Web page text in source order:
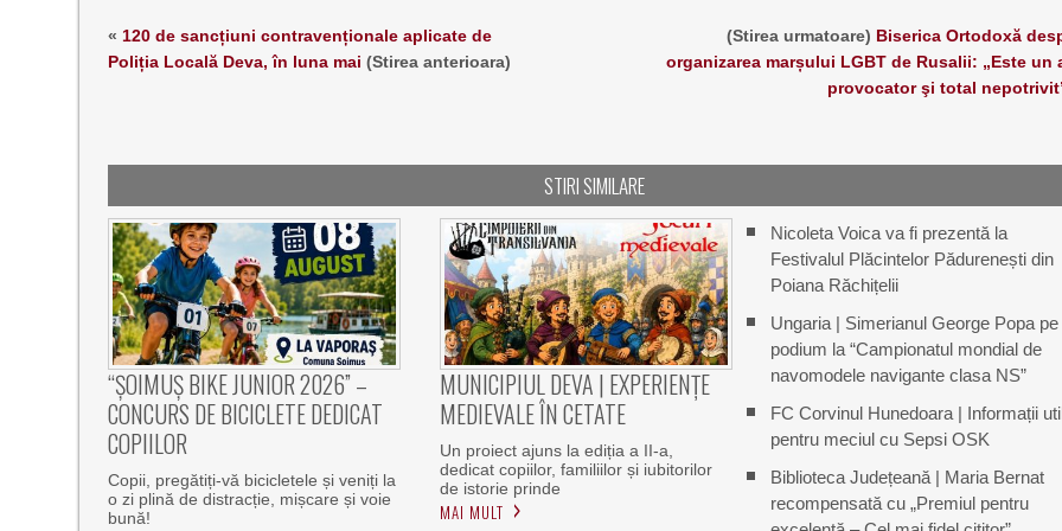
«120 de sancțiuni contravenționale aplicate de
Poliția Locală Deva, în luna mai (Stirea anterioara)
(Stirea urmatoare) Biserica Ortodoxă
organizarea marșului LGBT de Rusalii: „Este un
provocator şi total
STIRI SIMILARE
“ȘOIMUȘ BIKE JUNIOR 2026” –
CONCURS DE BICICLETE DEDICAT
COPIILOR
Copii, pregătiți-vă bicicletele și veniți la
o zi plină de distracție, mișcare și voie
bună!
MUNICIPIUL DEVA | EXPERIENȚE
MEDIEVALE ÎN CETATE
Un proiect ajuns la ediția a II-a,
dedicat copiilor, familiilor și iubitorilor
de istorie prinde
MAI MULT
Nicoleta Voica va fi prezentă la
Festivalul Plăcintelor Pădurenești din
Poiana Răchițelii
Ungaria | Simerianul George Popa pe
podium la “Campionatul mondial de
navomodele navigante clasa NS”
FC Corvinul Hunedoara | Informații
pentru meciul cu Sepsi OSK
Biblioteca Județeană | Maria Bernat
recompensată cu „Premiul pentru